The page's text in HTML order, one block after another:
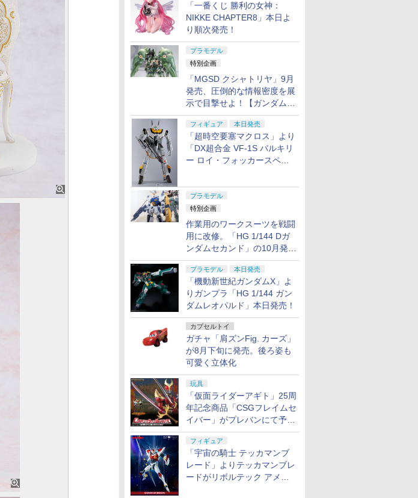
「一番くじ 勝利の女神：
NIKKE CHAPTER8」本日よ
り順次発売！
プラモデル
特別企画
「MGSD クシャトリヤ」9月
発売、圧倒的な情報密度を展
示で目撃せよ！【ガンダムベ
ース撮り下ろし】
フィギュア 本日発売
「超時空要塞マクロス」より
「DX超合金 VF-1S バルキリ
ー ロイ・フォッカースペシ
プラモデル
特別企画
作業用のワークスーツを戦闘
用に改修。「HG 1/144 Dガ
ンダムセカンド」の10月発送
分が予約受付中【ガンダムベ
ース撮り下ろし】
プラモデル 本日発売
「機動新世紀ガンダムX」よ
りガンプラ「HG 1/144 ガン
ダムレオパルド」本日発売！
カプセルトイ
ガチャ「肩ズンFig. カーズ」
が8月下旬に発売。後ろ姿も
可愛く立体化
玩具
「仮面ライダーアギト」25周
年記念商品「CSGフレイムセ
イバー」がプレバンにて予約
開始
フィギュア
「宇宙の騎士 テッカマンブ
レード」よりテッカマンブレ
ードがリボルテック アメイ